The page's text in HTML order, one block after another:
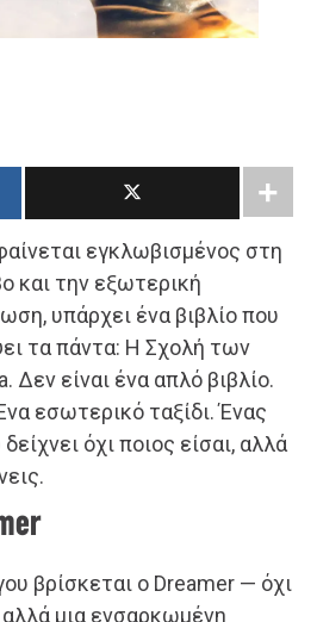
εγκλωβισμένος στη
και την εξωτερική
υπάρχει ένα βιβλίο που
τα πάντα: Η Σχολή των
Δεν είναι ένα απλό βιβλίο.
εσωτερικό ταξίδι. Ένας
όχι ποιος είσαι, αλλά
βρίσκεται ο Dreamer — όχι
μια ενσαρκωμένη